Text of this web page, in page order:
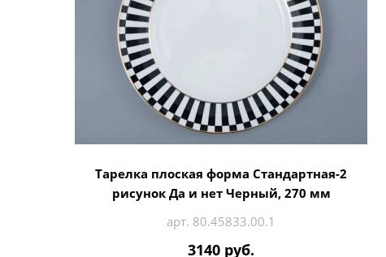
Тарелка плоская форма Стандартная-2
рисунок Да и нет Черный, 270 мм
арт. 80.45833.00.1
3140 руб.